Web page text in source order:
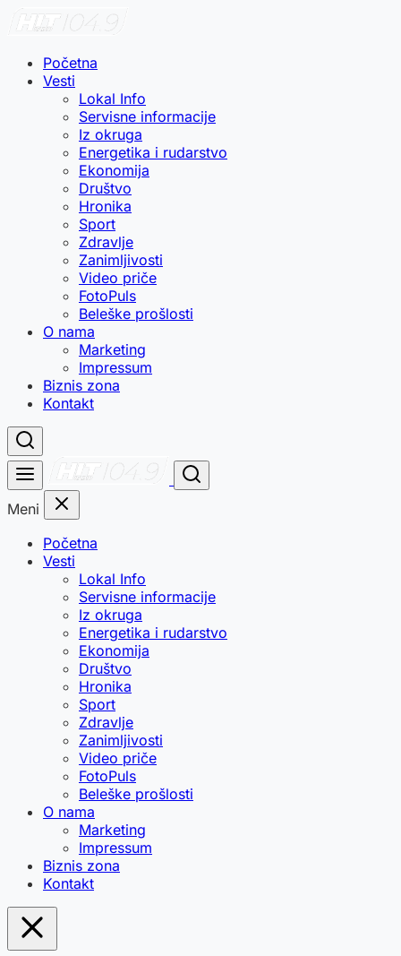
Početna
Vesti
Lokal Info
Servisne informacije
Iz okruga
Energetika i rudarstvo
Ekonomija
Društvo
Hronika
Sport
Zdravlje
Zanimljivosti
Video priče
FotoPuls
Beleške prošlosti
O nama
Marketing
Impressum
Biznis zona
Kontakt
Meni
Početna
Vesti
Lokal Info
Servisne informacije
Iz okruga
Energetika i rudarstvo
Ekonomija
Društvo
Hronika
Sport
Zdravlje
Zanimljivosti
Video priče
FotoPuls
Beleške prošlosti
O nama
Marketing
Impressum
Biznis zona
Kontakt